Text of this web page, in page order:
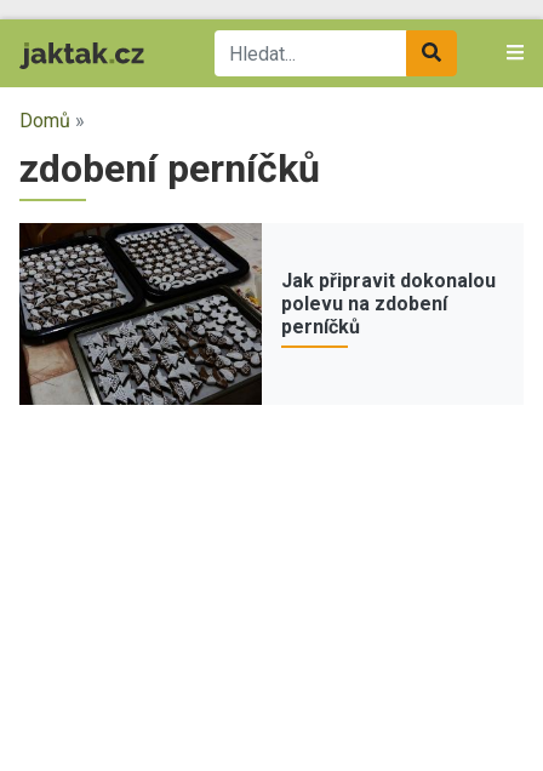
Domů »
zdobení perníčků
Jak připravit dokonalou
polevu na zdobení
perníčků